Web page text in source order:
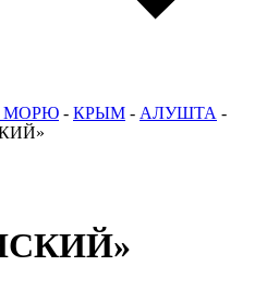
МОРЮ - КРЫМ - АЛУШТА -